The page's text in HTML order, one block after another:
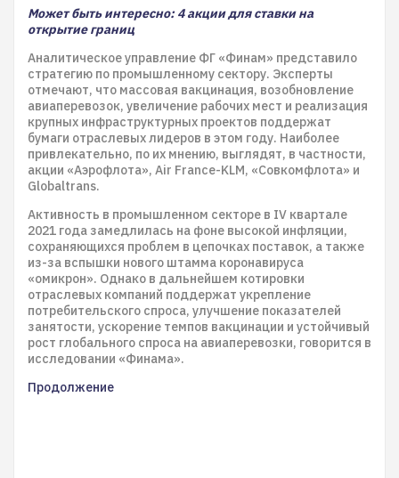
Может быть интересно: 4 акции для ставки на
открытие границ
Аналитическое управление ФГ «Финам» представило
стратегию по промышленному сектору. Эксперты
отмечают, что массовая вакцинация, возобновление
авиаперевозок, увеличение рабочих мест и реализация
крупных инфраструктурных проектов поддержат
бумаги отраслевых лидеров в этом году. Наиболее
привлекательно, по их мнению, выглядят, в частности,
акции «Аэрофлота», Air France-KLM, «Совкомфлота» и
Globaltrans.
Активность в промышленном секторе в IV квартале
2021 года замедлилась на фоне высокой инфляции,
сохраняющихся проблем в цепочках поставок, а также
из-за вспышки нового штамма коронавируса
«омикрон». Однако в дальнейшем котировки
отраслевых компаний поддержат укрепление
потребительского спроса, улучшение показателей
занятости, ускорение темпов вакцинации и устойчивый
рост глобального спроса на авиаперевозки, говорится в
исследовании «Финама».
Продолжение